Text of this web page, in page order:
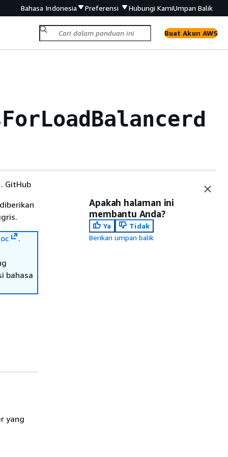
Bahasa Indonesia Preferensi Hubungi KamiUmpan Balik
Buat Akun AWS
d
. GitHub
.
bahasa
yang
Apakah halaman ini
membantu Anda?
Ya
Tidak
Berikan umpan balik